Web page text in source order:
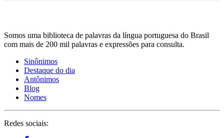
Somos uma biblioteca de palavras da língua portuguesa do Brasil
com mais de 200 mil palavras e expressões para consulta.
Sinônimos
Destaque do dia
Antônimos
Blog
Nomes
Redes sociais: